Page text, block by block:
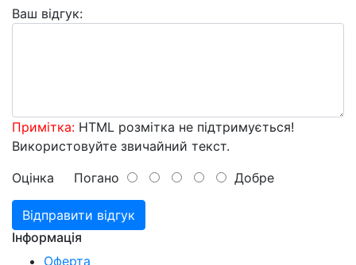
Ваш відгук:
Примітка: HTML розмітка не підтримується!
Використовуйте звичайний текст.
Оцінка Погано Добре
Відправити відгук
Інформація
Оферта